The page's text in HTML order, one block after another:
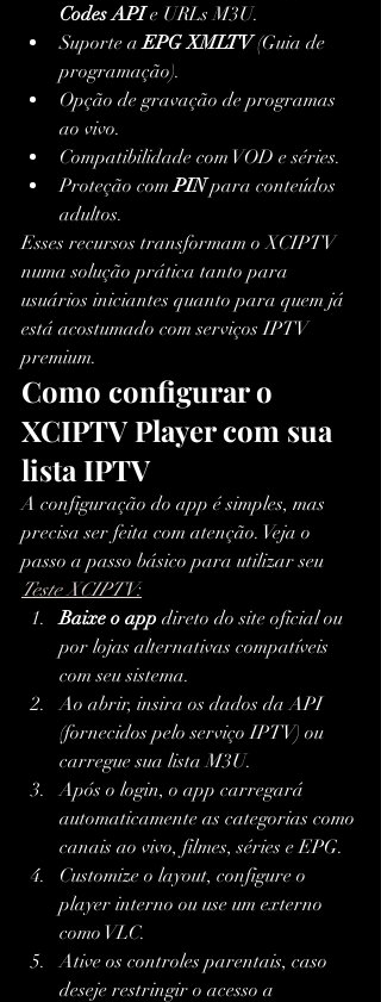
Codes API e URLs M3U.
Suporte a EPG XMLTV (Guia de
programação).
Opção de gravação de programas
ao vivo.
Compatibilidade com VOD e séries.
Proteção com PIN para conteúdos
adultos.
Esses recursos transformam o XCIPTV
numa solução prática tanto para
usuários iniciantes quanto para quem já
está acostumado com serviços IPTV
premium.
Como configurar o
XCIPTV Player com sua
lista IPTV
A configuração do app é simples, mas
precisa ser feita com atenção. Veja o
passo a passo básico para utilizar seu
Teste XCIPTV:
Baixe o app direto do site oficial ou
por lojas alternativas compatíveis
com seu sistema.
Ao abrir, insira os dados da API
(fornecidos pelo serviço IPTV) ou
carregue sua lista M3U.
Após o login, o app carregará
automaticamente as categorias como
canais ao vivo, filmes, séries e EPG.
Customize o layout, configure o
player interno ou use um externo
como VLC.
Ative os controles parentais, caso
deseje restringir o acesso a